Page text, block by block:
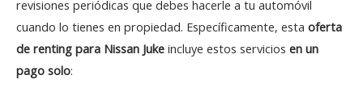
revisiones periódicas que debes hacerle a tu automóvil
cuando lo tienes en propiedad. Específicamente, esta oferta
de renting para Nissan Juke incluye estos servicios en un
pago solo: